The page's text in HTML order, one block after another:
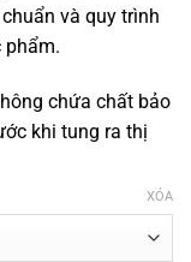
và quy trình
phẩm.
chứa chất bảo
khi tung ra thị
XÓA